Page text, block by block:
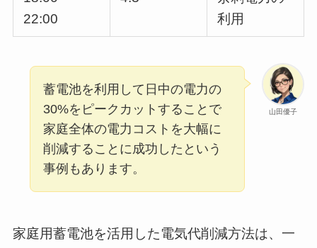
22:00
利用
山田優子
蓄電池を利用して日中の電力の
30%をピークカットすることで
家庭全体の電力コストを大幅に
削減することに成功したという
事例もあります。
家庭用蓄電池を活用した電気代削減方法は、一